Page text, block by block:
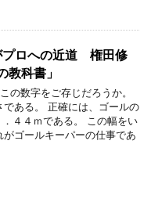
プロへの近道 権田修
教科書」
の数字をご存じだろうか。
である。 正確には、ゴールの
４４ｍである。 この幅をい
ゴールキーパーの仕事であ